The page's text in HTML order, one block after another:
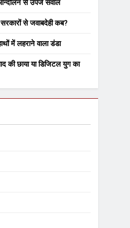
से उपजे सवाल
से जवाबदेही कब?
में लहराने वाला डंडा
की छाया या डिजिटल युग का